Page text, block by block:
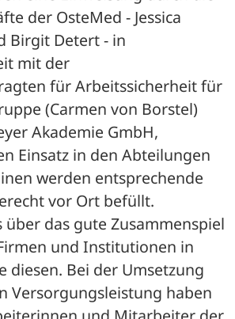
der OsteMed - Jessica
Birgit Detert - in
mit der
für Arbeitssicherheit für
(Carmen von Borstel)
Akademie GmbH,
Einsatz in den Abteilungen
werden entsprechende
vor Ort befüllt.
über das gute Zusammenspiel
und Institutionen in
diesen. Bei der Umsetzung
Versorgungsleistung haben